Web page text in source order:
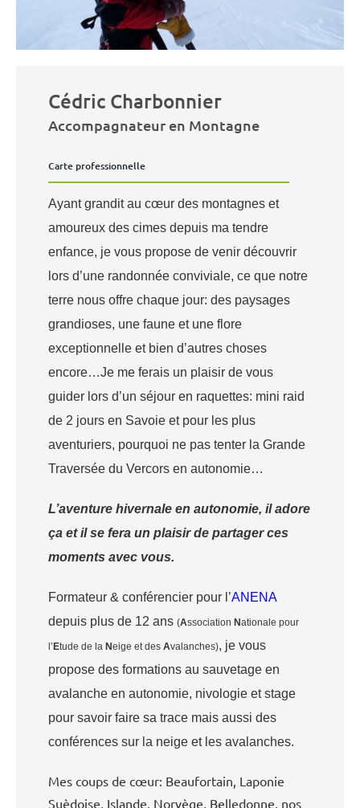
Cédric Charbonnier
Accompagnateur en Montagne
Carte professionnelle
Ayant grandit au cœur des montagnes et
amoureux des cimes depuis ma tendre
enfance, je vous propose de venir découvrir
lors d’une randonnée conviviale, ce que notre
terre nous offre chaque jour: des paysages
grandioses, une faune et une flore
exceptionnelle et bien d’autres choses
encore…Je me ferais un plaisir de vous
guider lors d’un séjour en raquettes: mini raid
de 2 jours en Savoie et pour les plus
aventuriers, pourquoi ne pas tenter la Grande
Traversée du Vercors en autonomie…
L’aventure hivernale en autonomie, il adore
ça et il se fera un plaisir de partager ces
moments avec vous.
Formateur & conférencier pour l’ANENA
depuis plus de 12 ans (Association Nationale pour
l’Etude de la Neige et des Avalanches), je vous
propose des formations au sauvetage en
avalanche en autonomie, nivologie et stage
pour savoir faire sa trace mais aussi des
conférences sur la neige et les avalanches.
Mes coups de cœur: Beaufortain, Laponie
Suèdoise, Islande, Norvège, Belledonne, nos